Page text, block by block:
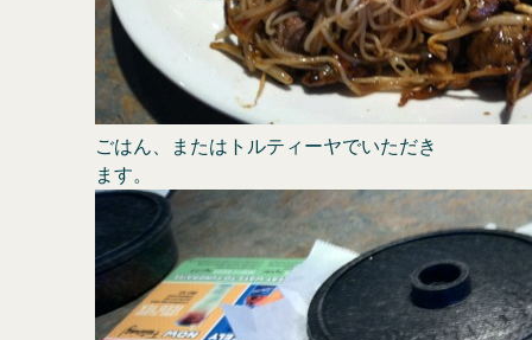
ごはん、またはトルティーヤでいただき
ます。